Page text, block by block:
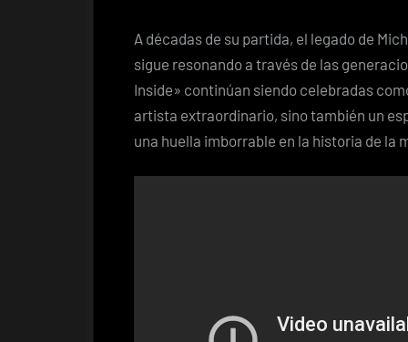
A décadas de su partida, el legado de
sigue resonando a través de las
Inside» continúan siendo celebradas
artista extraordinario, sino también un
una huella imborrable en la historia de la